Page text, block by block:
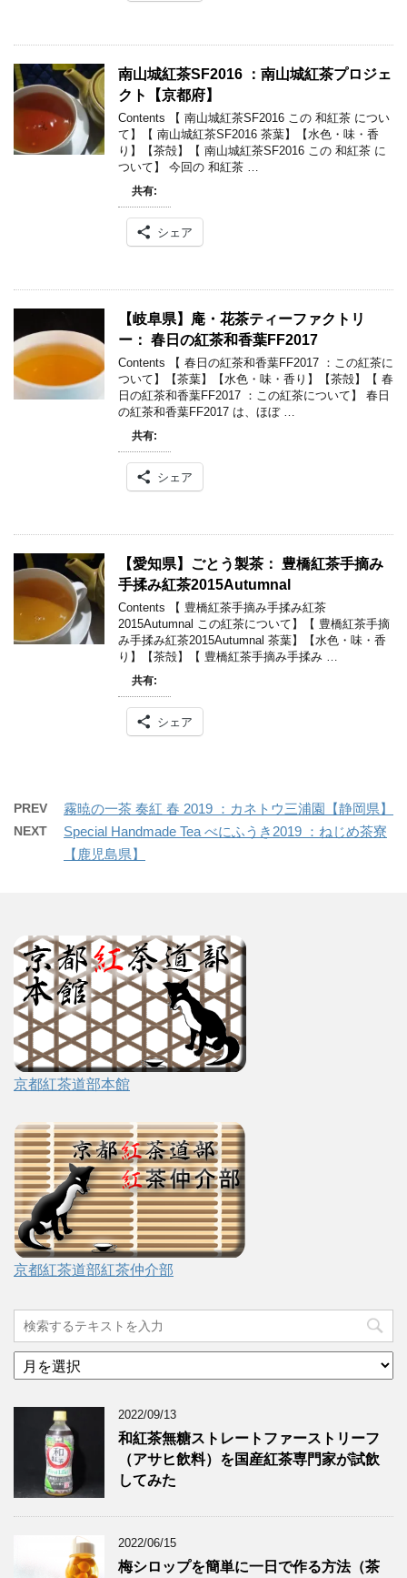
南山城紅茶SF2016 ：南山城紅茶プロジェ
クト【京都府】
Contents 【 南山城紅茶SF2016 この 和紅茶 につい
て】【 南山城紅茶SF2016 茶葉】【水色・味・香
り】【茶殻】【 南山城紅茶SF2016 この 和紅茶 に
ついて】 今回の 和紅茶 …
共有:
シェア
【岐阜県】庵・花茶ティーファクトリ
ー： 春日の紅茶和香葉FF2017
Contents 【 春日の紅茶和香葉FF2017 ：この紅茶に
ついて】【茶葉】【水色・味・香り】【茶殻】【 春
日の紅茶和香葉FF2017 ：この紅茶について】 春日
の紅茶和香葉FF2017 は、ほぼ …
共有:
シェア
【愛知県】ごとう製茶： 豊橋紅茶手摘み
手揉み紅茶2015Autumnal
Contents 【 豊橋紅茶手摘み手揉み紅茶
2015Autumnal この紅茶について】【 豊橋紅茶手摘
み手揉み紅茶2015Autumnal 茶葉】【水色・味・香
り】【茶殻】【 豊橋紅茶手摘み手揉み …
共有:
シェア
PREV 霧暁の一茶 奏紅 春 2019 ：カネトウ三浦園【静岡県】
NEXT
Special Handmade Tea べにふうき2019 ：ねじめ茶寮
【鹿児島県】
京都紅茶道部本館
京都紅茶道部紅茶仲介部
ア
ー
2022/09/13
和紅茶無糖ストレートファーストリーフ
（アサヒ飲料）を国産紅茶専門家が試飲
してみた
2022/06/15
梅シロップを簡単に一日で作る方法（茶